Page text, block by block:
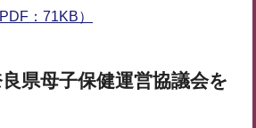
：71KB）
県母子保健運営協議会を